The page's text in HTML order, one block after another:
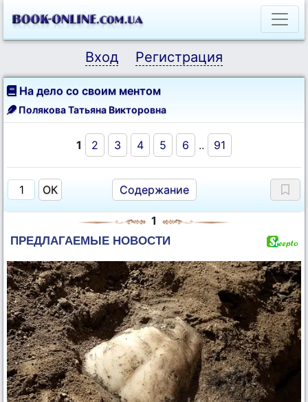
Вход Регистрация
На дело со своим ментом
Полякова Татьяна Викторовна
1 2 3 4 5 6 .. 91
Содержание
1